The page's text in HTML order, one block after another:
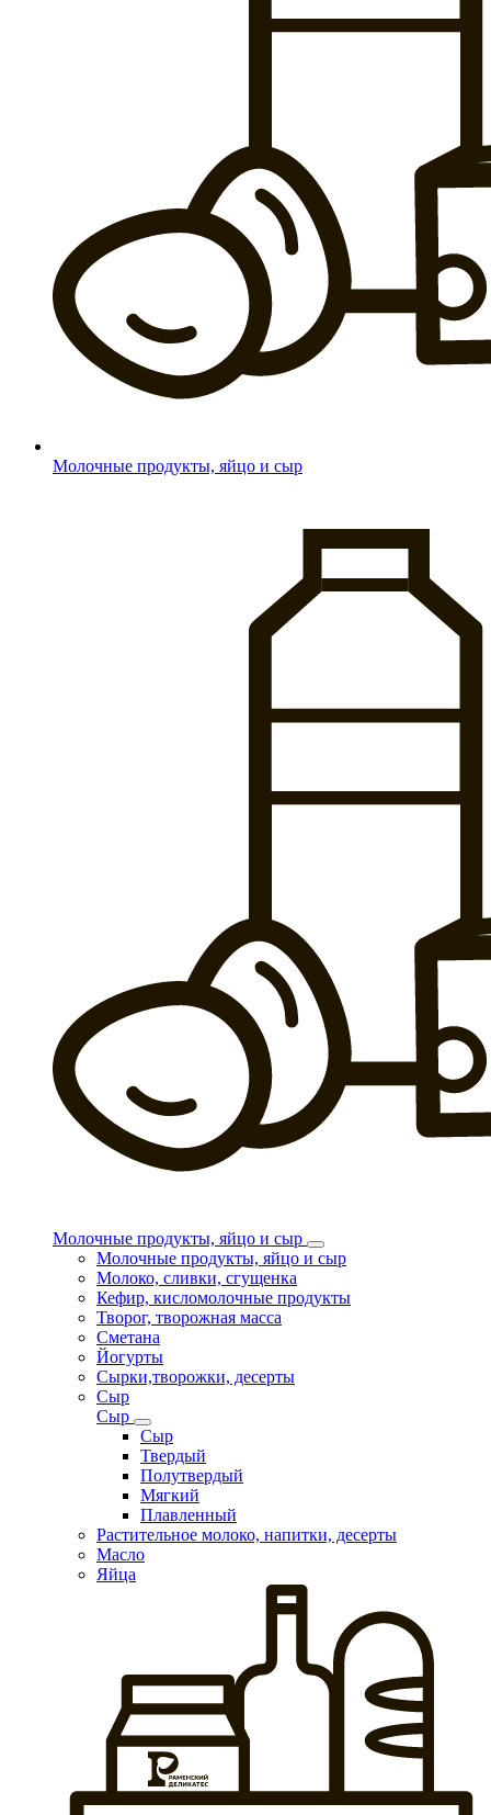
Молочные продукты, яйцо и сыр
Молочные продукты, яйцо и сыр
Молочные продукты, яйцо и сыр
Молоко, сливки, сгущенка
Кефир, кисломолочные продукты
Творог, творожная масса
Сметана
Йогурты
Сырки,творожки, десерты
Сыр
Сыр
Сыр
Твердый
Полутвердый
Мягкий
Плавленный
Растительное молоко, напитки, десерты
Масло
Яйца